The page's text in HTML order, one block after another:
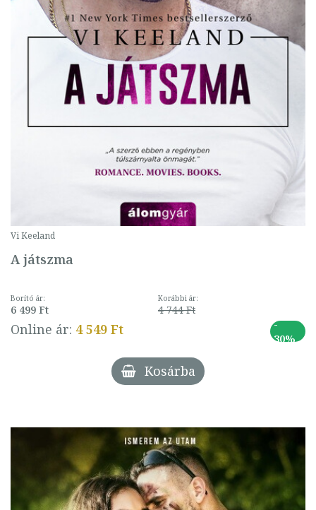
Vi Keeland
A játszma
Borító ár:
6 499 Ft
Korábbi ár:
4 744 Ft
Online ár: 4 549 Ft
-
30%
Kosárba